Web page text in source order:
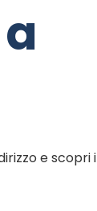
e scopri i